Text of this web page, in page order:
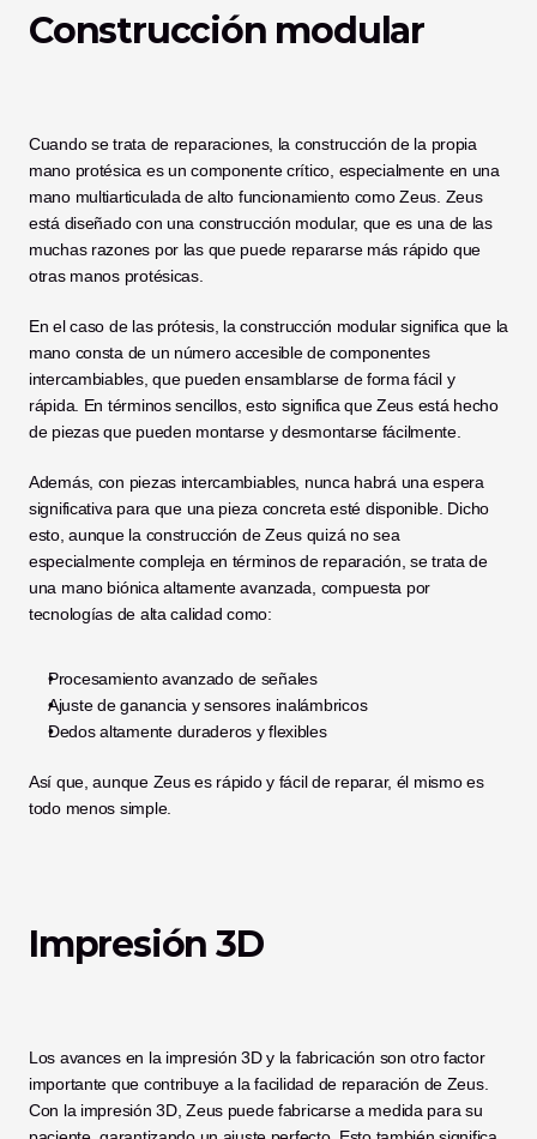
Construcción modular
Cuando se trata de reparaciones, la construcción de la propia
mano protésica es un componente crítico, especialmente en una
mano multiarticulada de alto funcionamiento como Zeus. Zeus
está diseñado con una construcción modular, que es una de las
muchas razones por las que puede repararse más rápido que
otras manos protésicas.
En el caso de las prótesis, la construcción modular significa que la
mano consta de un número accesible de componentes
intercambiables, que pueden ensamblarse de forma fácil y
rápida. En términos sencillos, esto significa que Zeus está hecho
de piezas que pueden montarse y desmontarse fácilmente.
Además, con piezas intercambiables, nunca habrá una espera
significativa para que una pieza concreta esté disponible. Dicho
esto, aunque la construcción de Zeus quizá no sea
especialmente compleja en términos de reparación, se trata de
una mano biónica altamente avanzada, compuesta por
tecnologías de alta calidad como:
Procesamiento avanzado de señales
Ajuste de ganancia y sensores inalámbricos
Dedos altamente duraderos y flexibles
Así que, aunque Zeus es rápido y fácil de reparar, él mismo es
todo menos simple.
Impresión 3D
Los avances en la impresión 3D y la fabricación son otro factor
importante que contribuye a la facilidad de reparación de Zeus.
Con la impresión 3D, Zeus puede fabricarse a medida para su